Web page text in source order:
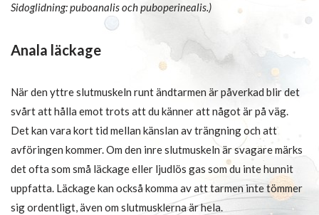
Sidoglidning: puboanalis och puboperinealis.)
Anala läckage
När den yttre slutmuskeln runt ändtarmen är påverkad blir det
svårt att hålla emot trots att du känner att något är på väg.
Det kan vara kort tid mellan känslan av trängning och att
avföringen kommer. Om den inre slutmuskeln är svagare märks
det ofta som små läckage eller ljudlös gas som du inte hunnit
uppfatta. Läckage kan också komma av att tarmen inte tömmer
sig ordentligt, även om slutmusklerna är hela.